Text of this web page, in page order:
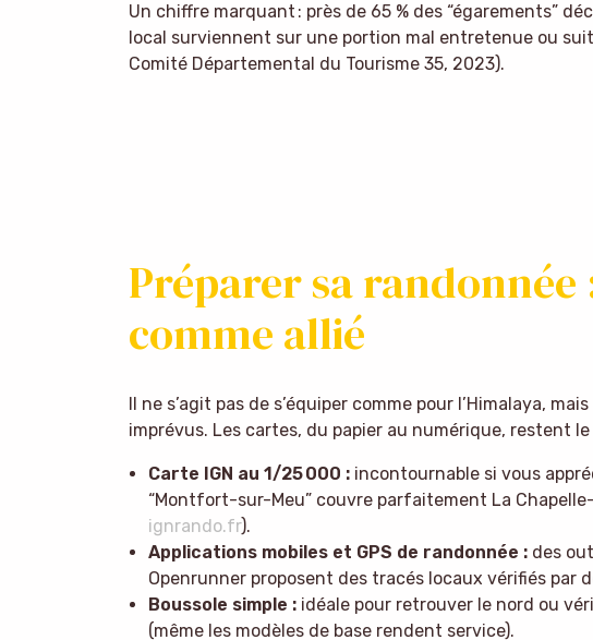
Un chiffre marquant : près de 65 % des “égarements”
local surviennent sur une portion mal entretenue ou
Comité Départemental du Tourisme 35, 2023).
Préparer sa randonnée
comme allié
Il ne s’agit pas de s’équiper comme pour l’Himalaya,
imprévus. Les cartes, du papier au numérique, restent
Carte IGN au 1/25 000 : incontournable si vous
“Montfort-sur-Meu” couvre parfaitement La
ignrando.fr).
Applications mobiles et GPS de randonnée : des
Openrunner proposent des tracés locaux vérifiés par
Boussole simple : idéale pour retrouver le nord ou
(même les modèles de base rendent service).